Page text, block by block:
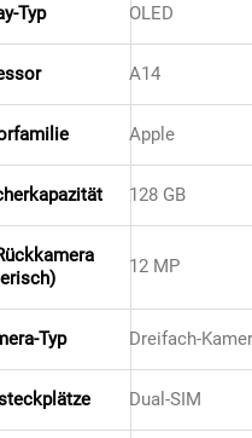
gek.
Typ OLED
A14
Apple
128 GB
12 MP
Typ Dreifach-
Dual-SIM